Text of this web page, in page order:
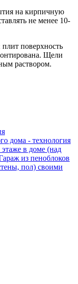
на кирпичную
не менее 10-
плит поверхность
Щели
раствором.
дома - технология
в доме (над
из пеноблоков
пол) своими